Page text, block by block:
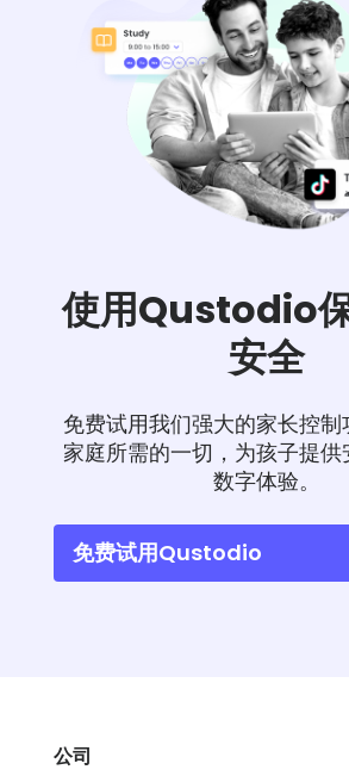
使用Qustodio
安全
免费试用我们强大的家长控
家庭所需的一切，为孩子提
数字体验。
免费试用Qustodio
公司